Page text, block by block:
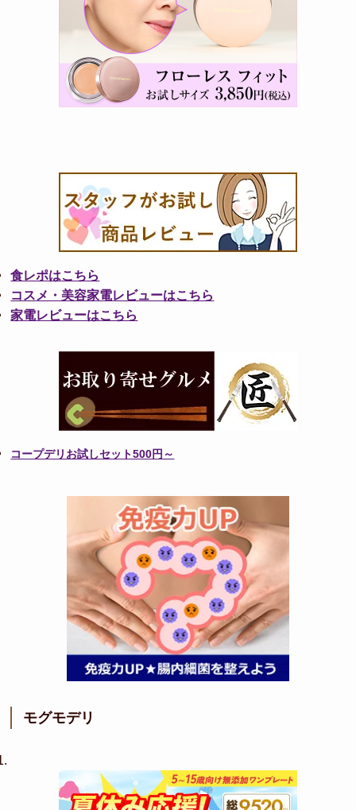
食レポはこちら
コスメ・美容家電レビューはこちら
家電レビューはこちら
コープデリお試しセット500円～
モグモデリ